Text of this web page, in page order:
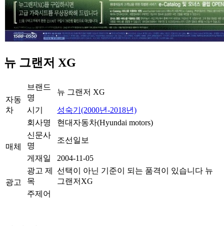
뉴 그랜저 XG
자동
차
브랜드
명
뉴 그랜저 XG
시기
성숙기(2000년-2018년)
회사명
현대자동차(Hyundai motors)
매체
신문사
명
조선일보
게재일 2004-11-05
광고
광고 제
목
선택이 아닌 기준이 되는 품격이 있습니다 뉴
그랜저XG
주제어